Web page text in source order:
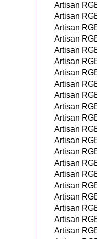
Artisan
Artisan
Artisan
Artisan
Artisan
Artisan
Artisan
Artisan
Artisan
Artisan
Artisan
Artisan
Artisan
Artisan
Artisan
Artisan
Artisan
Artisan
Artisan
Artisan
Artisan